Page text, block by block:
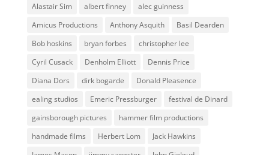
Alastair Sim albert finney
alec guinness
Amicus Productions
Anthony Asquith
Basil Dearden
Bob hoskins
bryan forbes
christopher lee
Cyril Cusack
Denholm Elliott
Dennis Price
Diana Dors
dirk bogarde
Donald Pleasence
ealing studios
Emeric Pressburger
festival de Dinard
gainsborough pictures
hammer film productions
handmade films
Herbert Lom
Jack Hawkins